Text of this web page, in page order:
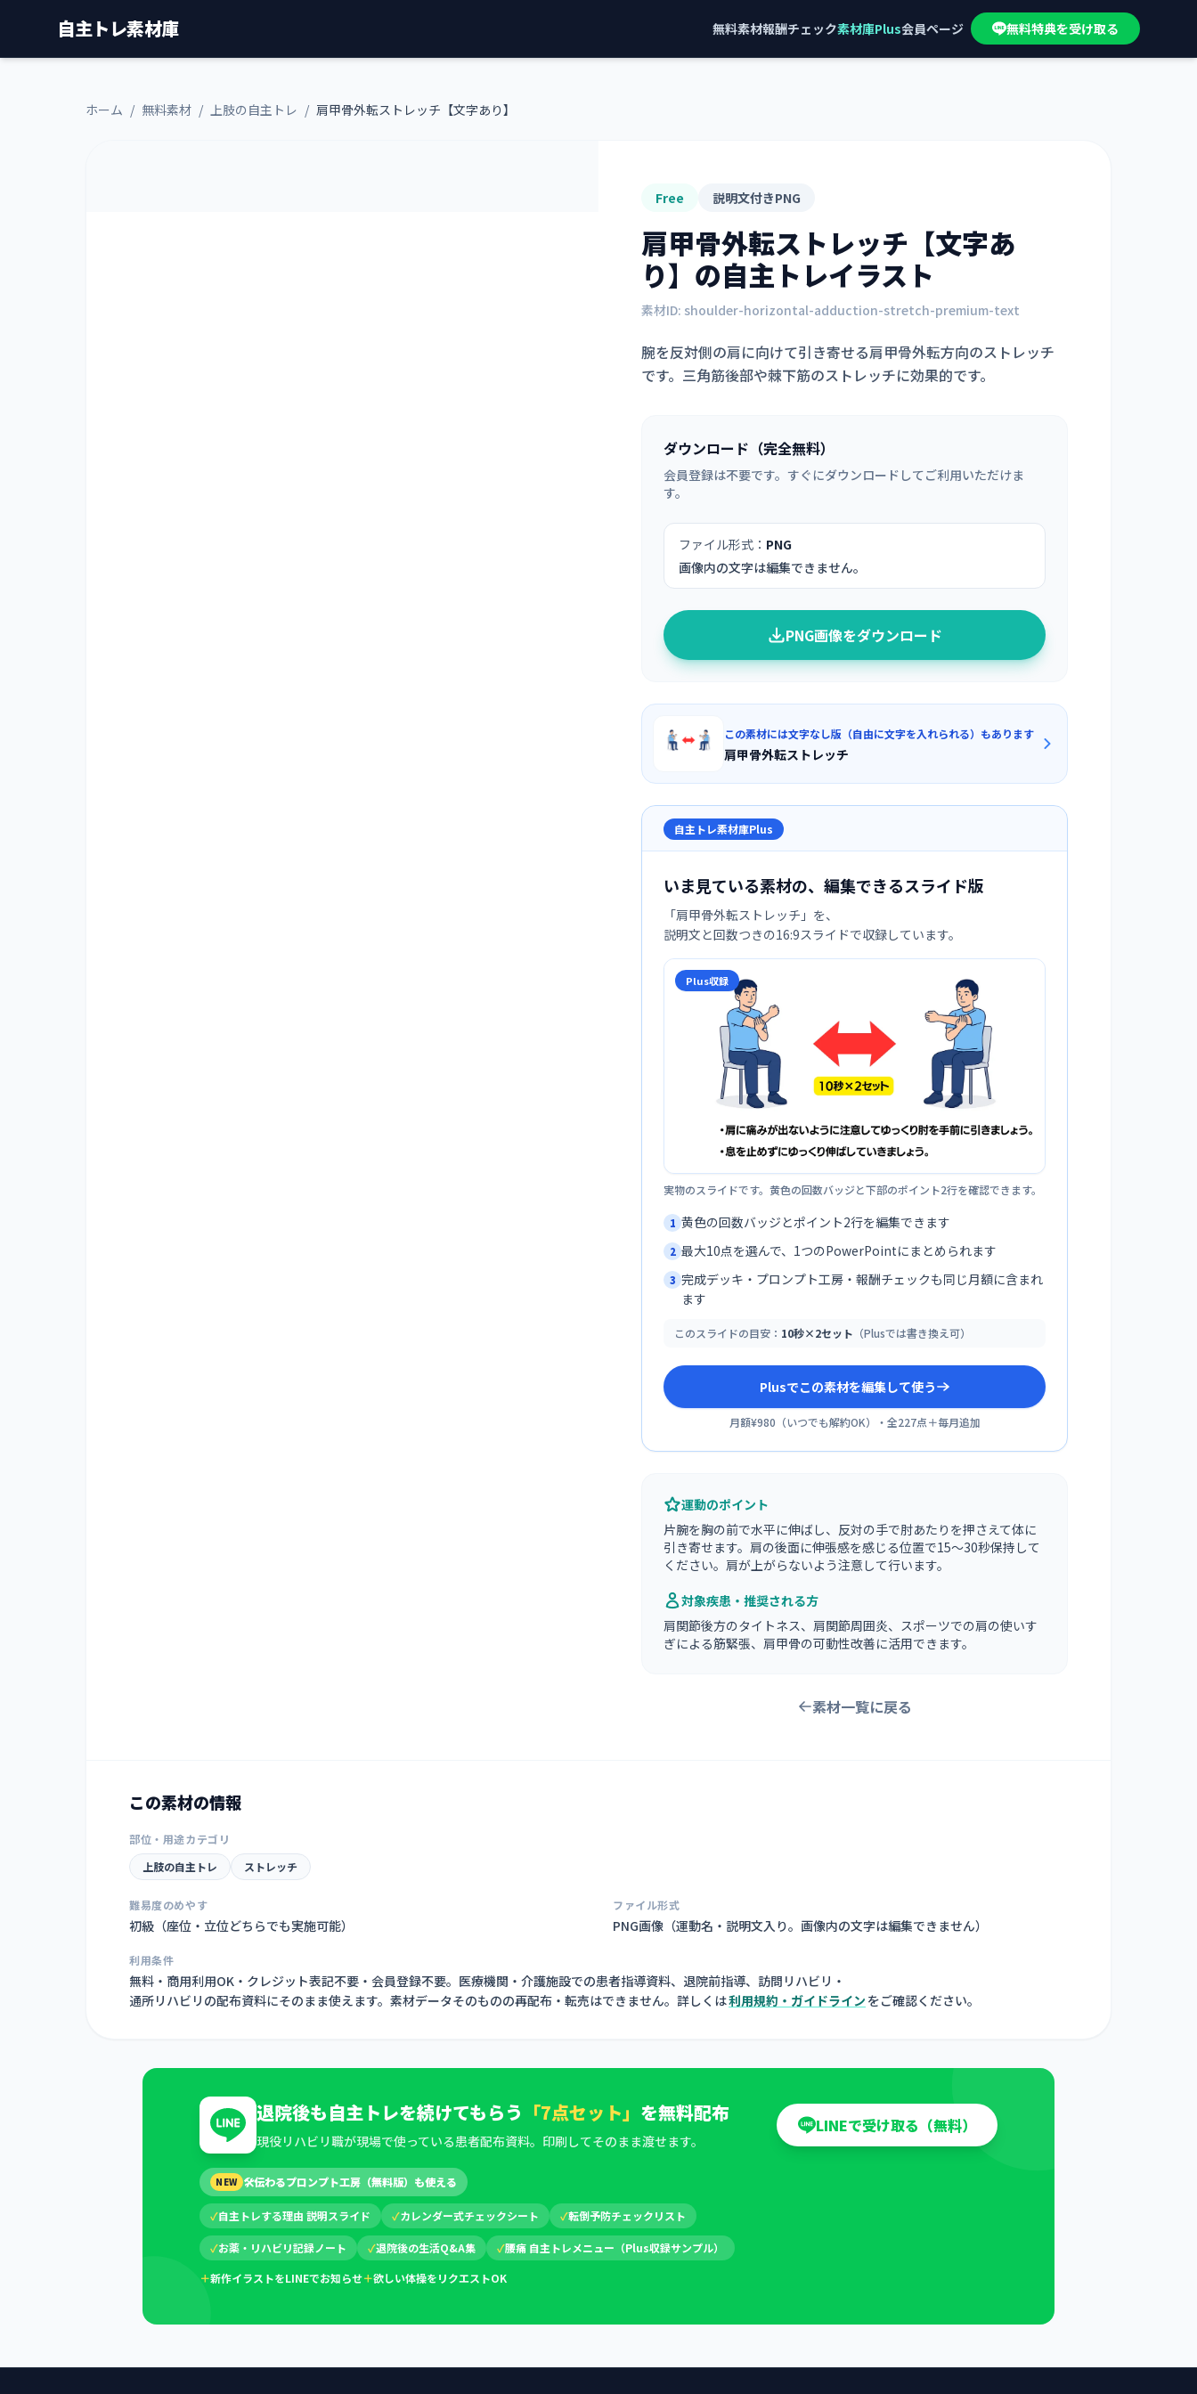
自主トレ素材庫 無料素材報酬チェック素材庫Plus会員ページ 無料特典を受け取る
ホーム / 無料素材 / 上肢の自主トレ / 肩甲骨外転ストレッチ【文字あり】
Free 説明文付きPNG
肩甲骨外転ストレッチ【文字あ
り】 の自主トレイラスト
素材ID: shoulder-horizontal-adduction-stretch-premium-text
腕を反対側の肩に向けて引き寄せる肩甲骨外転方向のストレッチ
です。三角筋後部や棘下筋のストレッチに効果的です。
ダウンロード（完全無料）
会員登録は不要です。すぐにダウンロードしてご利用いただけま
す。
ファイル形式： PNG
画像内の文字は編集できません。
PNG画像をダウンロード
この素材には文字なし版（自由に文字を入れられる）もあります
肩甲骨外転ストレッチ
自主トレ素材庫Plus
いま見ている素材の、編集できるスライド版
「肩甲骨外転ストレッチ 」を、
説明文と回数つきの16:9スライドで収録しています。
Plus収録
実物のスライドです。黄色の回数バッジと下部のポイント2行を確認できます。
1 黄色の回数バッジとポイント2行を編集できます
2 最大10点を選んで、1つのPowerPointにまとめられます
3 完成デッキ・プロンプト工房・報酬チェックも同じ月額に含まれ
ます
このスライドの目安： 10秒×2セット （Plusでは書き換え可）
Plusでこの素材を編集して使う
月額¥980 （いつでも解約OK）・全227点＋毎月追加
運動のポイント
片腕を胸の前で水平に伸ばし、反対の手で肘あたりを押さえて体に
引き寄せます。肩の後面に伸張感を感じる位置で15〜30秒保持して
ください。肩が上がらないよう注意して行います。
対象疾患・推奨される方
肩関節後方のタイトネス、肩関節周囲炎、スポーツでの肩の使いす
ぎによる筋緊張、肩甲骨の可動性改善に活用できます。
素材一覧に戻る
この素材の情報
部位・用途カテゴリ
上肢の自主トレ
ストレッチ
難易度のめやす
初級（座位・立位どちらでも実施可能）
ファイル形式
PNG画像（運動名・説明文入り。画像内の文字は編集できません）
利用条件
無料・商用利用OK・クレジット表記不要・会員登録不要。医療機関・介護施設での患者指導資料、退院前指導、訪問リハビリ・
通所リハビリの配布資料にそのまま使えます。素材データそのものの再配布・転売はできません。詳しくは利用規約・ガイドライン をご確認ください。
退院後も自主トレを続けてもらう 「7点セット」 を無料配布
現役リハビリ職が現場で使っている患者配布資料。印刷してそのまま渡せます。
LINEで受け取る（無料）
NEW 🛠伝わるプロンプト工房（無料版）も使える
✓自主トレする理由 説明スライド ✓カレンダー式チェックシート ✓転倒予防チェックリスト
✓お薬・リハビリ記録ノート ✓退院後の生活Q&A集 ✓腰痛 自主トレメニュー（Plus収録サンプル）
＋新作イラストをLINEでお知らせ＋欲しい体操をリクエストOK